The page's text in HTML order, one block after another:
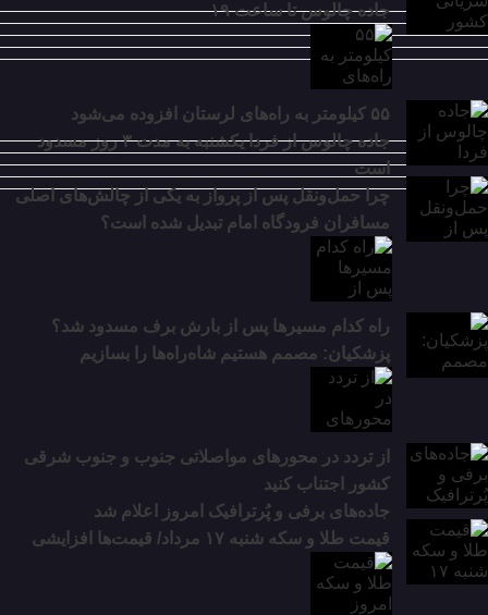
جاده چالوس تا ساعت ۱۹
۵۵ کیلومتر به راه‌های لرستان افزوده می‌شود
جاده چالوس از فردا یکشنبه به مدت ۳ روز مسدود
است
چرا حمل‌ونقل پس از پرواز به یکی از چالش‌های اصلی
مسافران فرودگاه امام تبدیل شده است؟
راه کدام مسیرها پس از بارش برف مسدود شد؟
پزشکیان: مصمم هستیم شاه‌راه‌ها را بسازیم
از تردد در محورهای مواصلاتی جنوب و جنوب شرقی
کشور اجتناب کنید
جاده‌های برفی و پُرترافیک امروز اعلام شد
گسترش
مالی
قیمت طلا و سکه شنبه ۱۷ مرداد/ قیمت‌ها افزایشی